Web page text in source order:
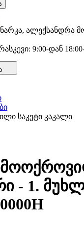
ალექსანდრა
9:00-დან
საკეტი კაკალი
- 1.